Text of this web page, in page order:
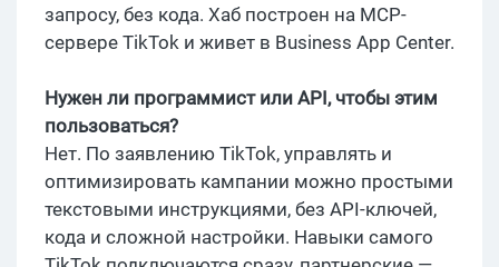
запросу, без кода. Хаб построен на MCP-
сервере TikTok и живет в Business App Center.
Нужен ли программист или API, чтобы этим
пользоваться?
Нет. По заявлению TikTok, управлять и
оптимизировать кампании можно простыми
текстовыми инструкциями, без API-ключей,
кода и сложной настройки. Навыки самого